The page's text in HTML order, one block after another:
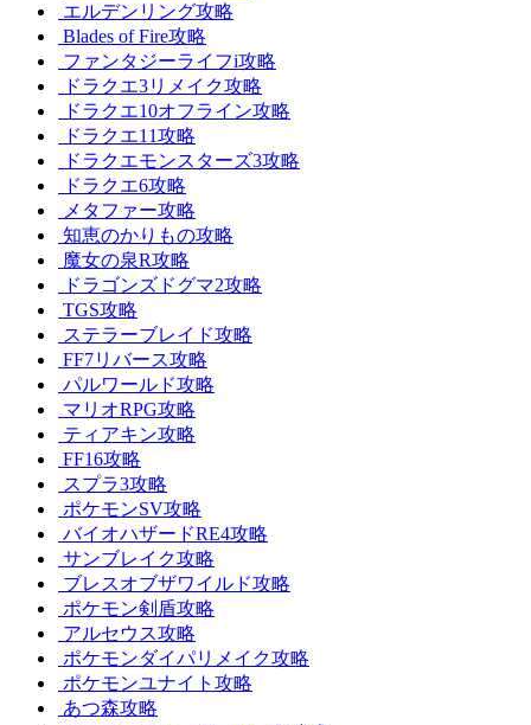
エルデンリング攻略
Blades of Fire攻略
ファンタジーライフi攻略
ドラクエ3リメイク攻略
ドラクエ10オフライン攻略
ドラクエ11攻略
ドラクエモンスターズ3攻略
ドラクエ6攻略
メタファー攻略
知恵のかりもの攻略
魔女の泉R攻略
ドラゴンズドグマ2攻略
TGS攻略
ステラーブレイド攻略
FF7リバース攻略
パルワールド攻略
マリオRPG攻略
ティアキン攻略
FF16攻略
スプラ3攻略
ポケモンSV攻略
バイオハザードRE4攻略
サンブレイク攻略
ブレスオブザワイルド攻略
ポケモン剣盾攻略
アルセウス攻略
ポケモンダイパリメイク攻略
ポケモンユナイト攻略
あつ森攻略